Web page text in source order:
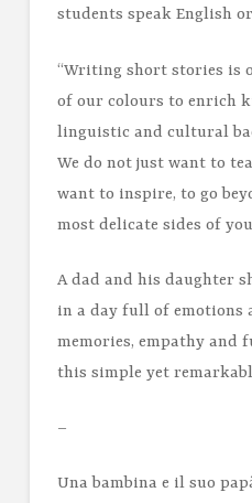
students speak English
“Writing short stories is
of our colours to enrich
linguistic and cultural
We do not just want to
want to inspire, to go
most delicate sides of
A dad and his daughter
in a day full of emotions
memories, empathy and
this simple yet
–
Una bambina e il suo